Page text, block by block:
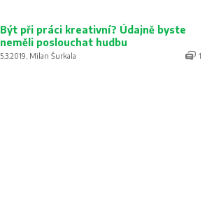
Být při práci kreativní? Údajně byste
neměli poslouchat hudbu
5.3.2019, Milan Šurkala 1